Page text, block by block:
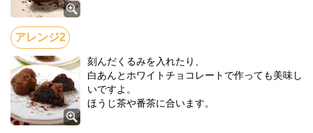
刻んだくるみを入れたり、
白あんとホワイトチョコレートで作っても美味し
いですよ。
ほうじ茶や番茶に合います。